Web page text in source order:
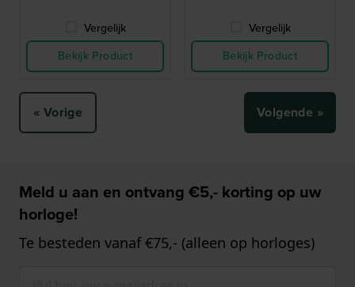
Vergelijk
Bekijk Product
Vergelijk
Bekijk Product
« Vorige Volgende »
Meld u aan en ontvang €5,- korting op uw
horloge!
Te besteden vanaf €75,- (alleen op horloges)